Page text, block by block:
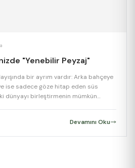
"Yenebilir Peyzaj"
bir ayrım vardır: Arka bahçeye
ise sadece göze hitap eden süs
dünyayı birleştirmenin mümkün
Yenebilir Peyzaj (Edible
[…]
Devamını Oku